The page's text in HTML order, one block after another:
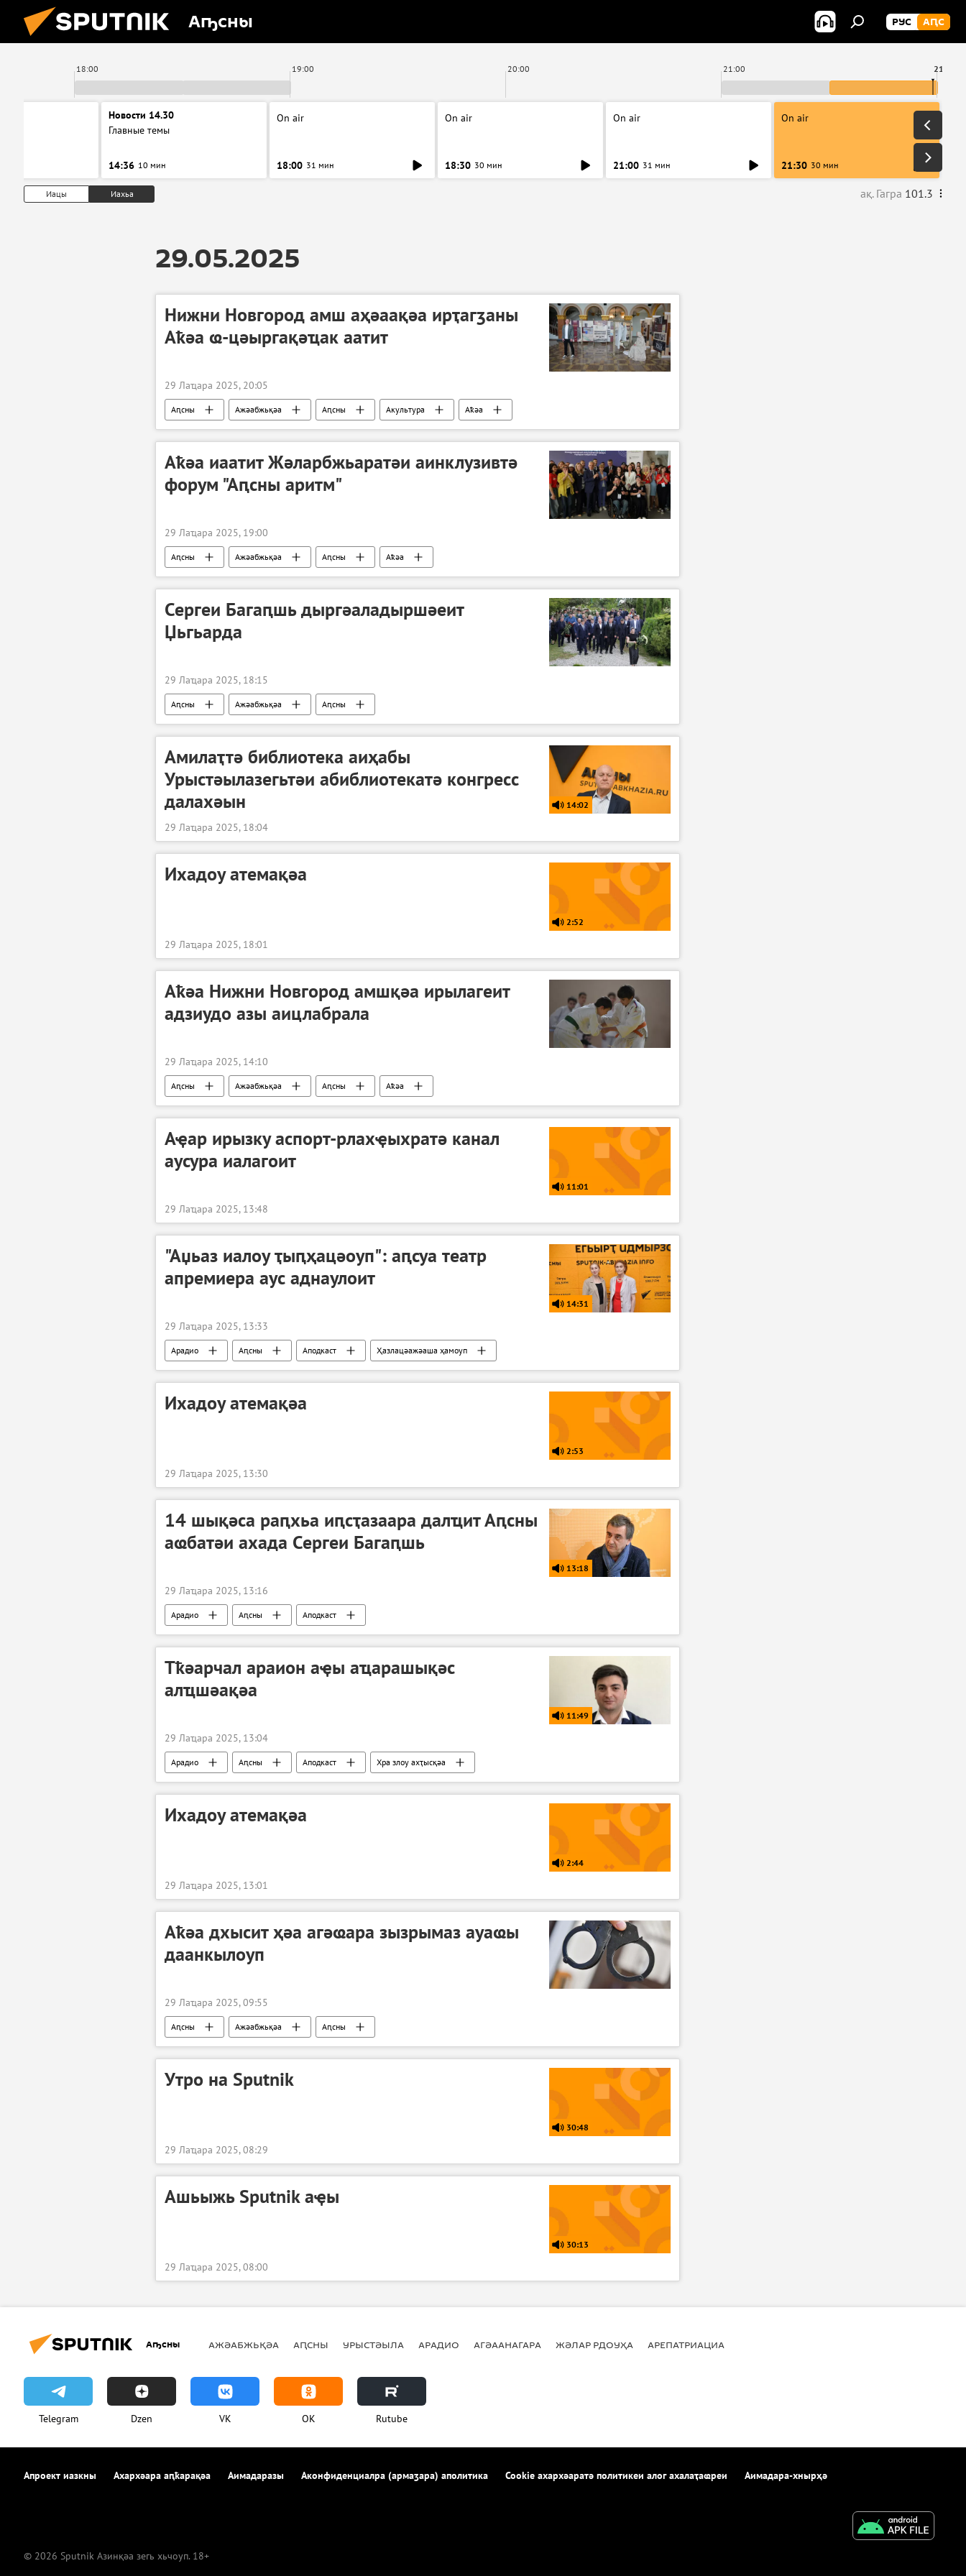
Аҧсны РУС АԤС
18:00 19:00 20:00 21:00 21:58
Новости 14.30
Главные темы
14:36 10 мин
On air
18:00 31 мин
On air
18:30 30 мин
On air
21:00 31 мин
On air
21:30 30 мин
Иацы Иахьа ақ. Гагра 101.3
29.05.2025
Нижни Новгород амш аҳәаақәа ирҭагӡаны
Аҟәа ҩ-цәыргақәҵак аатит
29 Лаҵара 2025, 20:05
Аԥсны Ажәабжьқәа Аԥсны Акультура Аҟәа
Аҟәа иаатит Жәларбжьаратәи аинклузивтә
форум "Аԥсны аритм"
29 Лаҵара 2025, 19:00
Аԥсны Ажәабжьқәа Аԥсны Аҟәа
Сергеи Багаԥшь дыргәаладыршәеит
Џьгьарда
29 Лаҵара 2025, 18:15
Аԥсны Ажәабжьқәа Аԥсны
Амилаҭтә библиотека аиҳабы
Урыстәылазегьтәи абиблиотекатә конгресс
далахәын
14:02
29 Лаҵара 2025, 18:04
Ихадоу атемақәа
2:52
29 Лаҵара 2025, 18:01
Аҟәа Нижни Новгород амшқәа ирылагеит
адзиудо азы аицлабрала
29 Лаҵара 2025, 14:10
Аԥсны Ажәабжьқәа Аԥсны Аҟәа
Аҿар ирызку аспорт-рлахҿыхратә канал
аусура иалагоит
11:01
29 Лаҵара 2025, 13:48
"Аџьаз иалоу ҭыԥҳацәоуп": аԥсуа театр
апремиера аус аднаулоит
14:31
29 Лаҵара 2025, 13:33
Арадио Аԥсны Аподкаст Ҳазлацәажәаша ҳамоуп
Ихадоу атемақәа
2:53
29 Лаҵара 2025, 13:30
14 шықәса раԥхьа иԥсҭазаара далҵит Аԥсны
аҩбатәи ахада Сергеи Багаԥшь
13:18
29 Лаҵара 2025, 13:16
Арадио Аԥсны Аподкаст
Тҟәарчал араион аҿы аҵарашықәс
алҵшәақәа
11:49
29 Лаҵара 2025, 13:04
Арадио Аԥсны Аподкаст Хра злоу ахҭысқәа
Ихадоу атемақәа
2:44
29 Лаҵара 2025, 13:01
Аҟәа дхысит ҳәа агәҩара зызрымаз ауаҩы
даанкылоуп
29 Лаҵара 2025, 09:55
Аԥсны Ажәабжьқәа Аԥсны
Утро на Sputnik
30:48
29 Лаҵара 2025, 08:29
Ашьыжь Sputnik аҿы
30:13
29 Лаҵара 2025, 08:00
Аҧсны АЖӘАБЖЬҚӘА АԤСНЫ УРЫСТӘЫЛА АРАДИО АГӘААНАГАРА ЖӘЛАР РДОУҲА АРЕПАТРИАЦИА
Telegram Dzen VK OK Rutube
Апроект иазкны Ахархәара аԥҟарақәа Аимадаразы Аконфиденциалра (армаӡара) аполитика Cookie ахархәаратә политикеи алог ахалаҭаҩреи Аимадара-хнырҳә
© 2026 Sputnik Азинқәа зегь хьчоуп. 18+